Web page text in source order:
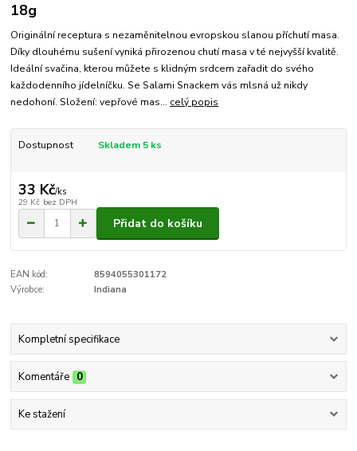
18g
Originální receptura s nezaměnitelnou evropskou slanou příchutí masa.
Díky dlouhému sušení vyniká přirozenou chutí masa v té nejvyšší kvalitě.
Ideální svačina, kterou můžete s klidným srdcem zařadit do svého
každodenního jídelníčku. Se Salami Snackem vás mlsná už nikdy
nedohoní. Složení: vepřové mas... celý popis
Dostupnost Skladem 5 ks
33 Kč/ks
29 Kč bez DPH
Přidat do košíku
EAN kód:
8594055301172
Výrobce:
Indiana
Kompletní specifikace
Komentáře 0
Ke stažení